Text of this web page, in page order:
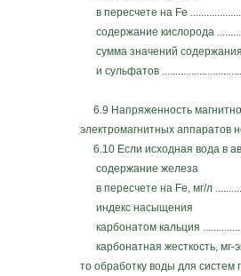
в пересчете на Fe
содержание кислорода
сумма значений
и сульфатов
6.9 Напряженность
электромагнитных аппаратов
6.10 Если исходная вода в
содержание железа
в пересчете на Fe, мг/л
индекс насыщения
карбонатом кальция
карбонатная жесткость, мг-
то обработку воды для систем